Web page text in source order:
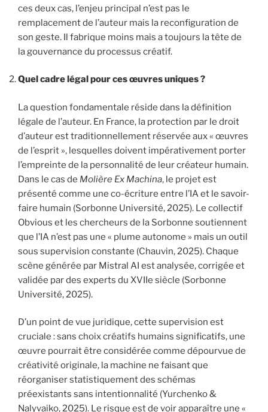
ces deux cas, l’enjeu principal n’est pas le
remplacement de l’auteur mais la reconfiguration de
son geste. Il fabrique moins mais a toujours la tête de
la gouvernance du processus créatif.
Quel cadre légal pour ces œuvres uniques ?
La question fondamentale réside dans la définition
légale de l’auteur. En France, la protection par le droit
d’auteur est traditionnellement réservée aux « œuvres
de l’esprit », lesquelles doivent impérativement porter
l’empreinte de la personnalité de leur créateur humain.
Dans le cas de Molière Ex Machina, le projet est
présenté comme une co-écriture entre l’IA et le savoir-
faire humain (Sorbonne Université, 2025). Le collectif
Obvious et les chercheurs de la Sorbonne soutiennent
que l’IA n’est pas une « plume autonome » mais un outil
sous supervision constante (Chauvin, 2025). Chaque
scène générée par Mistral AI est analysée, corrigée et
validée par des experts du XVIIe siècle (Sorbonne
Université, 2025).
D’un point de vue juridique, cette supervision est
cruciale : sans choix créatifs humains significatifs, une
œuvre pourrait être considérée comme dépourvue de
créativité originale, la machine ne faisant que
réorganiser statistiquement des schémas
préexistants sans intentionnalité (Yurchenko &
Nalyvaiko, 2025). Le risque est de voir apparaître une «